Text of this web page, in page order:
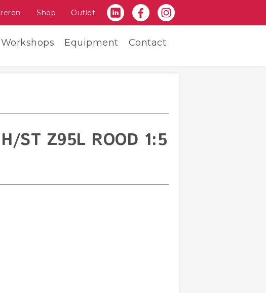
Shop Outlet
Workshops Equipment Contact
ST Z95L ROOD 1:5